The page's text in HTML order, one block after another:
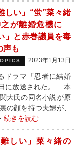
しい」“蛍”菜々緒
之が離婚危機に
」と赤巻議員を毒
声も
2023年1月13日
ドラマ「忍者に結婚
日に放送された。 本
大氏の同名小説が原
の顔を持つ夫婦が、
続きを読む
難しい」菜々緒の